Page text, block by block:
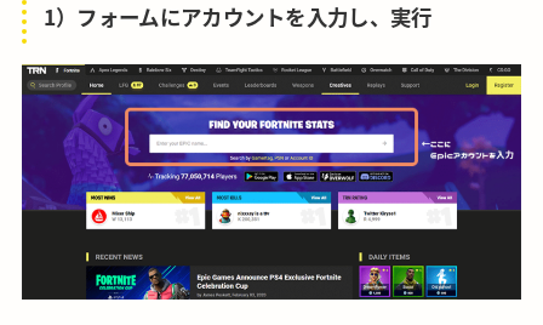
1）フォームにアカウントを入力し、実行